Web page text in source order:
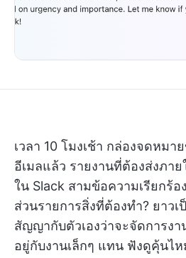
เวลา 10 โมงเช้า กล่องจดหม
อีเมลแล้ว รายงานที่ต้องส่งภา
ใน Slack สามข้อความเรียกร้
ส่วนรายการสิ่งที่ต้องทำ? ยาว
สัญญากับตัวเองว่าจะจัดการง
อยู่กับงานเล็กๆ แทน ฟังดูคุ้นไห